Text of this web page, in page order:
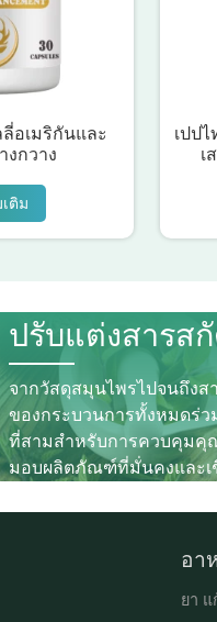
อเมริกันและ
งกวาง
ติม
เปป
เ
ปรับแต่งสารส
จากวัสดุสมุนไพรไปจนถึง
ของกระบวนการทั้งหมดร่
ที่สามสำหรับการควบคุมคุ
มอบผลิตภัณฑ์ที่มั่นคงและเ
อา
ยา